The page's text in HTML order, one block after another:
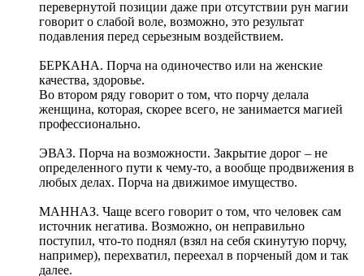
перевернутой позиции даже при отсутствии рун магии
говорит о слабой воле, возможно, это результат
подавления перед серьезным воздействием.
БЕРКАНА. Порча на одиночество или на женские
качества, здоровье.
Во втором ряду говорит о том, что порчу делала
женщина, которая, скорее всего, не занимается магией
профессионально.
ЭВАЗ. Порча на возможности. Закрытие дорог – не
определенного пути к чему-то, а вообще продвижения в
любых делах. Порча на движимое имущество.
МАННАЗ. Чаще всего говорит о том, что человек сам
источник негатива. Возможно, он неправильно
поступил, что-то поднял (взял на себя скинутую порчу,
например), перехватил, переехал в порченый дом и так
далее.